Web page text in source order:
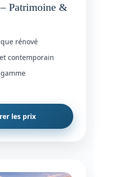
Patrimoine &
rénové
contemporain
les prix